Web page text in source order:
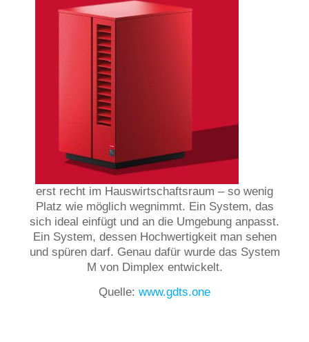
erst recht im Hauswirtschaftsraum – so wenig
Platz wie möglich wegnimmt. Ein System, das
sich ideal einfügt und an die Umgebung anpasst.
Ein System, dessen Hochwertigkeit man sehen
und spüren darf. Genau dafür wurde das System
M von Dimplex entwickelt.
Quelle: www.gdts.one